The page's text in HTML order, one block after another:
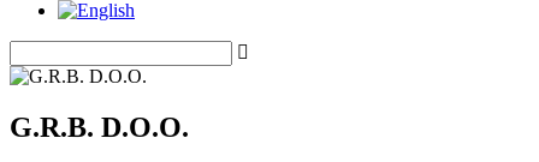
G.R.B. D.O.O.